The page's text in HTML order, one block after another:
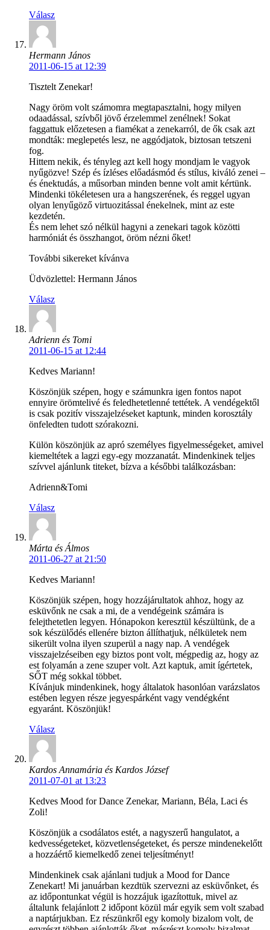
Válasz
Hermann János
2011-06-15 at 12:39
Tisztelt Zenekar!
Nagy öröm volt számomra megtapasztalni, hogy milyen
odaadással, szívből jövő érzelemmel zenélnek! Sokat
faggattuk előzetesen a fiamékat a zenekarról, de ők csak azt
mondták: meglepetés lesz, ne aggódjatok, biztosan tetszeni
fog.
Hittem nekik, és tényleg azt kell hogy mondjam le vagyok
nyűgözve! Szép és ízléses előadásmód és stílus, kiváló zenei –
és énektudás, a műsorban minden benne volt amit kértünk.
Mindenki tökéletesen ura a hangszerének, és reggel ugyan
olyan lenyűgöző virtuozitással énekelnek, mint az este
kezdetén.
És nem lehet szó nélkül hagyni a zenekari tagok közötti
harmóniát és összhangot, öröm nézni őket!
További sikereket kívánva
Üdvözlettel: Hermann János
Válasz
Adrienn és Tomi
2011-06-15 at 12:44
Kedves Mariann!
Köszönjük szépen, hogy e számunkra igen fontos napot
ennyire örömtelivé és feledhetetlenné tettétek. A vendégektől
is csak pozitív visszajelzéseket kaptunk, minden korosztály
önfeledten tudott szórakozni.
Külön köszönjük az apró személyes figyelmességeket, amivel
kiemeltétek a lagzi egy-egy mozzanatát. Mindenkinek teljes
szívvel ajánlunk titeket, bízva a későbbi találkozásban:
Adrienn&Tomi
Válasz
Márta és Álmos
2011-06-27 at 21:50
Kedves Mariann!
Köszönjük szépen, hogy hozzájárultatok ahhoz, hogy az
esküvőnk ne csak a mi, de a vendégeink számára is
felejthetetlen legyen. Hónapokon keresztül készültünk, de a
sok készülődés ellenére bizton állíthatjuk, nélkületek nem
sikerült volna ilyen szuperül a nagy nap. A vendégek
visszajelzéseiben egy biztos pont volt, mégpedig az, hogy az
est folyamán a zene szuper volt. Azt kaptuk, amit ígértetek,
SŐT még sokkal többet.
Kívánjuk mindenkinek, hogy általatok hasonlóan varázslatos
estében legyen része jegyespárként vagy vendégként
egyaránt. Köszönjük!
Válasz
Kardos Annamária és Kardos József
2011-07-01 at 13:23
Kedves Mood for Dance Zenekar, Mariann, Béla, Laci és
Zoli!
Köszönjük a csodálatos estét, a nagyszerű hangulatot, a
kedvességeteket, közvetlenségeteket, és persze mindenekelőtt
a hozzáértő kiemelkedő zenei teljesítményt!
Mindenkinek csak ajánlani tudjuk a Mood for Dance
Zenekart! Mi januárban kezdtük szervezni az esküvőnket, és
az időpontunkat végül is hozzájuk igazítottuk, mivel az
általunk felajánlott 2 időpont közül már egyik sem volt szabad
a naptárjukban. Ez részünkről egy komoly bizalom volt, de